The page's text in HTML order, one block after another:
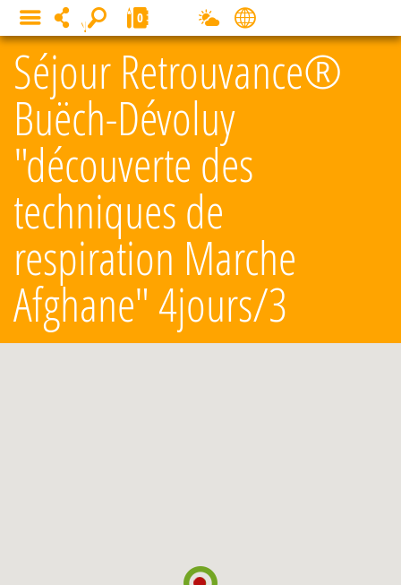
Séjour Retrouvance®
Buëch-Dévoluy
"découverte des
techniques de
respiration Marche
Afghane" 4jours/3
MENU 0
Cookies management panel